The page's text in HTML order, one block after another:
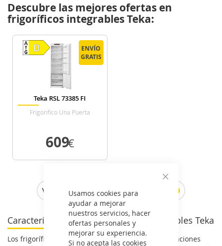
Cerrar
Usamos cookies para
ayudar a mejorar
nuestros servicios, hacer
ofertas personales y
mejorar su experiencia.
Si no acepta las cookies
Descubre las mejores ofertas en
frigoríficos integrables Teka:
ENVÍO
GRATIS
ENVÍO
GRATIS
Teka RSL 73385 FI
Frigorifico Una Puerta
609
€
Ver todos los frigoríficos integrables >
Características de los frigoríficos integrables Teka
Los frigoríficos integrables Teka cuentan con innovaciones